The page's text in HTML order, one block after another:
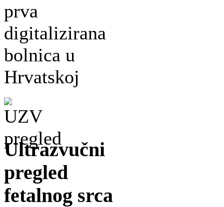
prva
digitalizirana
bolnica u
Hrvatskoj
Ultrazvučni
pregled
fetalnog srca